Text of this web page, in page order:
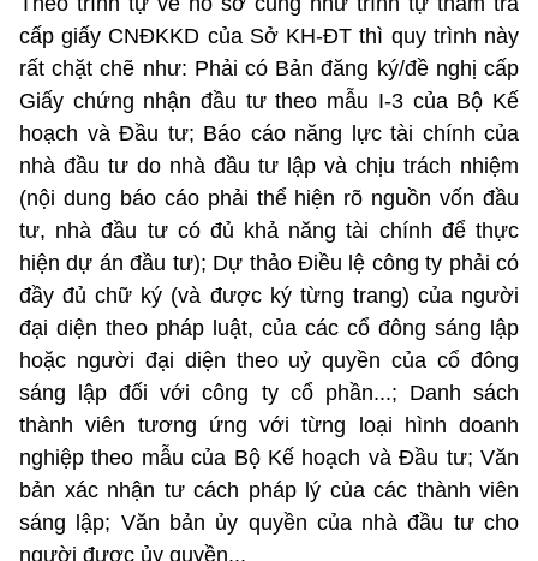
cấp giấy CNĐKKD của Sở KH-ĐT thì quy trình này
rất chặt chẽ như: Phải có Bản đăng ký/đề nghị cấp
Giấy chứng nhận đầu tư theo mẫu I-3 của Bộ Kế
hoạch và Đầu tư; Báo cáo năng lực tài chính của
nhà đầu tư do nhà đầu tư lập và chịu trách nhiệm
(nội dung báo cáo phải thể hiện rõ nguồn vốn đầu
tư, nhà đầu tư có đủ khả năng tài chính để thực
hiện dự án đầu tư); Dự thảo Điều lệ công ty phải có
đầy đủ chữ ký (và được ký từng trang) của người
đại diện theo pháp luật, của các cổ đông sáng lập
hoặc người đại diện theo uỷ quyền của cổ đông
sáng lập đối với công ty cổ phần...; Danh sách
thành viên tương ứng với từng loại hình doanh
nghiệp theo mẫu của Bộ Kế hoạch và Đầu tư; Văn
bản xác nhận tư cách pháp lý của các thành viên
sáng lập; Văn bản ủy quyền của nhà đầu tư cho
người được ủy quyền...